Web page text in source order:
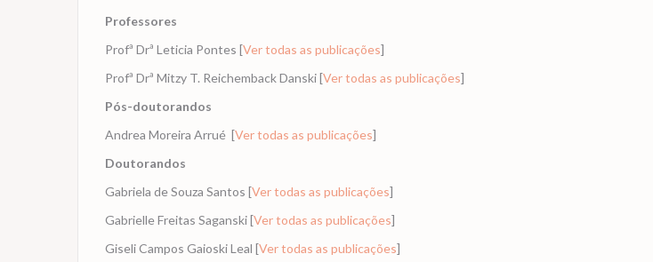
Professores
Profª Drª Leticia Pontes [Ver todas as publicações]
Profª Drª Mitzy T. Reichemback Danski [Ver todas as publicações]
Pós-doutorandos
Andrea Moreira Arrué [Ver todas as publicações]
Doutorandos
Gabriela de Souza Santos [Ver todas as publicações]
Gabrielle Freitas Saganski [Ver todas as publicações]
Giseli Campos Gaioski Leal [Ver todas as publicações]